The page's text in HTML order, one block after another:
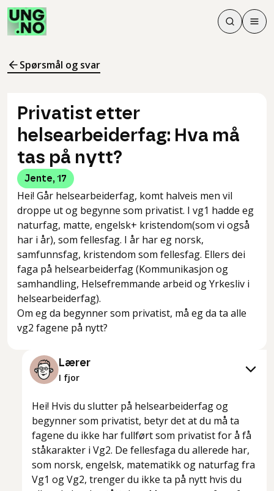
Søk
Søk
Meny
Spørsmål og svar
Privatist etter
helsearbeiderfag: Hva må
tas på nytt?
Jente, 17
Hei! Går helsearbeiderfag, komt halveis men vil
droppe ut og begynne som privatist. I vg1 hadde eg
naturfag, matte, engelsk+ kristendom(som vi også
har i år), som fellesfag. I år har eg norsk,
samfunnsfag, kristendom som fellesfag. Ellers dei
faga på helsearbeiderfag (Kommunikasjon og
samhandling, Helsefremmande arbeid og Yrkesliv i
helsearbeiderfag).
Om eg da begynner som privatist, må eg da ta alle
vg2 fagene på nytt?
Lærer
I fjor
Hei! Hvis du slutter på helsearbeiderfag og
begynner som privatist, betyr det at du må ta
fagene du ikke har fullført som privatist for å få
ståkarakter i Vg2. De fellesfaga du allerede har,
som norsk, engelsk, matematikk og naturfag fra
Vg1 og Vg2, trenger du ikke ta på nytt hvis du